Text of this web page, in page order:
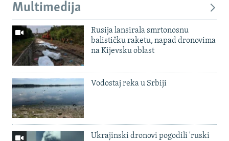
Multimedija
Rusija lansirala smrtonosnu
balističku raketu, napad dronovima
na Kijevsku oblast
Vodostaj reka u Srbiji
Ukrajinski dronovi pogodili 'ruski